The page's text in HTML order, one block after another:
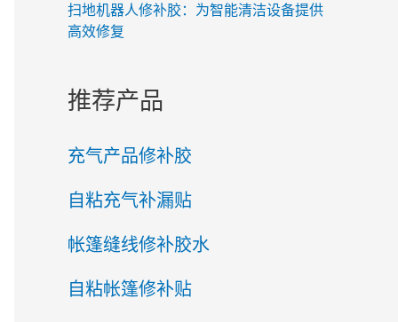
扫地机器人修补胶：为智能清洁设备提供
高效修复
推荐产品
充气产品修补胶
自粘充气补漏贴
帐篷缝线修补胶水
自粘帐篷修补贴